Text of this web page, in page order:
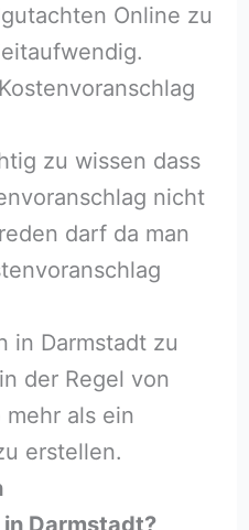
Online zu
zu wissen dass
nicht
darf da man
in Darmstadt zu
der Regel von
als ein
erstellen.
Darmstadt?